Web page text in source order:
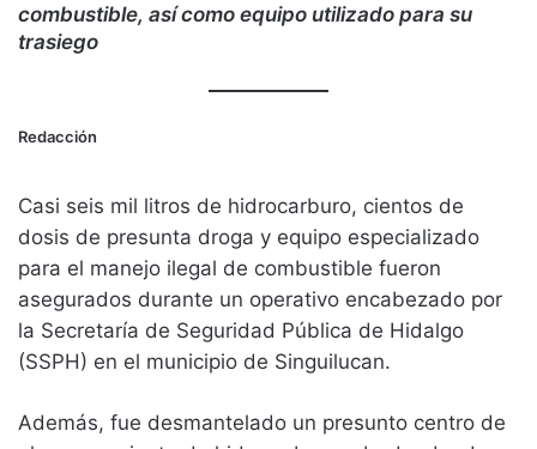
combustible, así como equipo utilizado para su
trasiego
Redacción
Casi seis mil litros de hidrocarburo, cientos de
dosis de presunta droga y equipo especializado
para el manejo ilegal de combustible fueron
asegurados durante un operativo encabezado por
la Secretaría de Seguridad Pública de Hidalgo
(SSPH) en el municipio de Singuilucan.
Además, fue desmantelado un presunto centro de